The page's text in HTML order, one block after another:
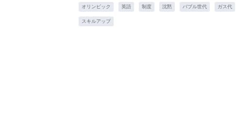
オリンピック 英語 制度 沈黙 バブル世代 ガス代
スキルアップ